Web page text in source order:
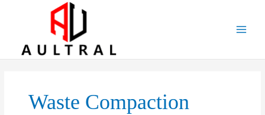
Waste Compaction